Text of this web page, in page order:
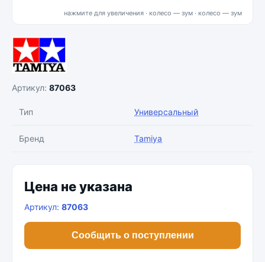
нажмите для увеличения · колесо — зум
Артикул: 87063
Тип Универсальный
Бренд Tamiya
Цена не указана
Артикул: 87063
Сообщить о поступлении